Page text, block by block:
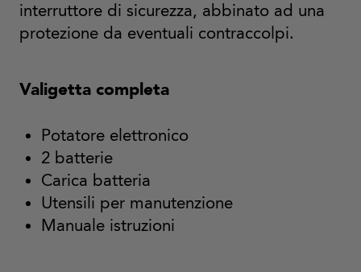
interruttore di sicurezza, abbinato ad una
protezione da eventuali contraccolpi.
Valigetta completa
Potatore elettronico
2 batterie
Carica batteria
Utensili per manutenzione
Manuale istruzioni